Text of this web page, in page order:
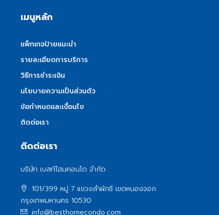
เมนูหลัก
แพ็กเกจป้ายแนะนำ
รายละเอียดการบริการ
วิธีการชำระเงิน
นโยบายความเป็นส่วนตัว
ข้อกำหนดและเงื่อนไข
ติดต่อเรา
ติดต่อเรา
บริษัท เบสท์โฮมคอนโด จำกัด
101/399 หมู่ 7 แขวงลําผักชี เขตหนองจอก
กรุงเทพมหานคร 10530
info@besthomecondo.com